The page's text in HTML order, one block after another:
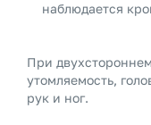
наблюдается
При
утомляемость,
рук и ног.